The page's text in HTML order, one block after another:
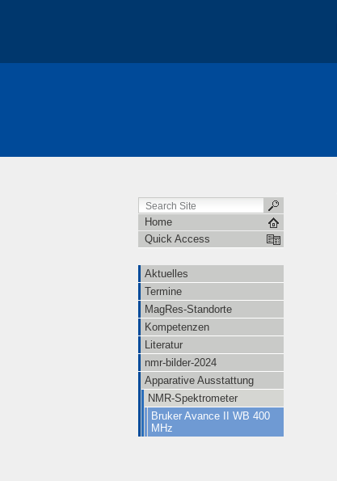
Home
Quick Access
Aktuelles
Termine
MagRes-Standorte
Kompetenzen
Literatur
nmr-bilder-2024
Apparative Ausstattung
NMR-Spektrometer
Bruker Avance II WB 400
MHz